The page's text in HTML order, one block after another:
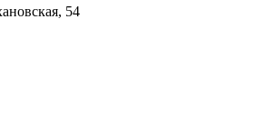
54